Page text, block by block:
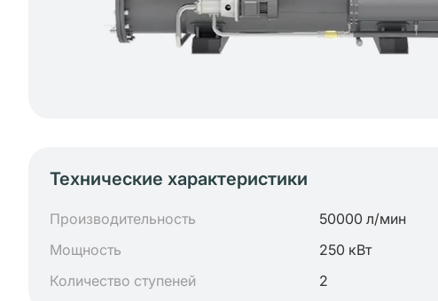
Технические характеристики
Производительность 50000 л/мин
Мощность
250 кВт
Количество ступеней
2